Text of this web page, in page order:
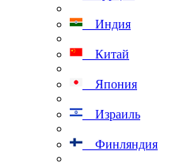
Индия
Китай
Япония
Израиль
Финляндия